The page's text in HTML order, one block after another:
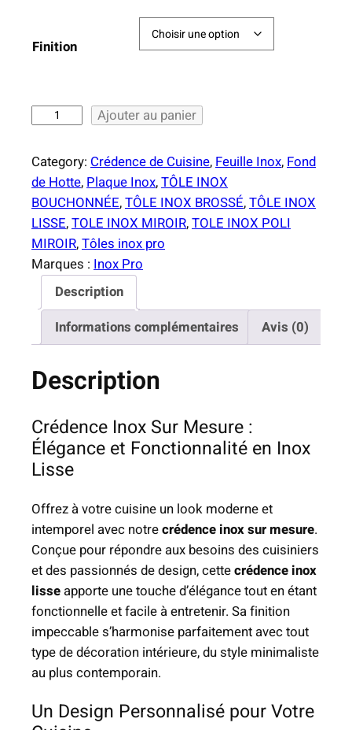
:
2
,
0
0
€
à
0
,
0
Finition
a
n
t
i
t
é
r
d
n
c
e
n
o
x
S
u
r
M
e
s
r
Ajouter au panier
Category: Crédence de Cuisine, Feuille Inox, Fond
de Hotte, Plaque Inox, TÔLE INOX
BOUCHONNÉE, TÔLE INOX BROSSÉ, TÔLE INOX
LISSE, TOLE INOX MIROIR, TOLE INOX POLI
MIROIR, Tôles inox pro
Marques : Inox Pro
Description
Informations complémentaires
Avis (0)
Description
Crédence Inox Sur Mesure :
Élégance et Fonctionnalité en Inox
Lisse
Offrez à votre cuisine un look moderne et
intemporel avec notrecrédence inox sur mesure.
Conçue pour répondre aux besoins des cuisiniers
et des passionnés de design, cettecrédence inox
lisse apporte une touche d’élégance tout en étant
fonctionnelle et facile à entretenir. Sa finition
impeccable s’harmonise parfaitement avec tout
type de décoration intérieure, du style minimaliste
au plus contemporain.
Un Design Personnalisé pour Votre